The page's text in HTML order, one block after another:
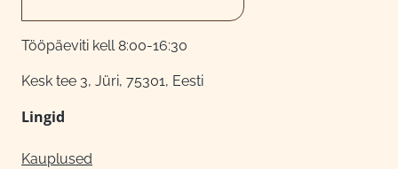
Tööpäeviti kell 8:00-16:30
Kesk tee 3, Jüri, 75301, Eesti
Lingid
Kauplused